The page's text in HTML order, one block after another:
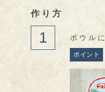
作り方
ボウル
ポイント